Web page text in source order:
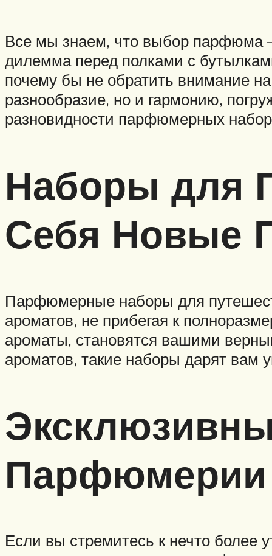
Все мы знаем, что выбор парфюма –
дилемма перед полками с
почему бы не обратить внимание
разнообразие, но и гармонию,
разновидности парфюмерных
Наборы для
Себя Новые
Парфюмерные наборы для
ароматов, не прибегая к
ароматы, становятся вашими
ароматов, такие наборы дарят вам
Парфюмерии
Если вы стремитесь к нечто более